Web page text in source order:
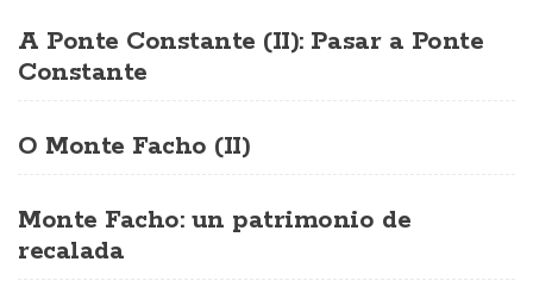
A Ponte Constante (II): Pasar a Ponte
Constante
O Monte Facho (II)
Monte Facho: un patrimonio de
recalada